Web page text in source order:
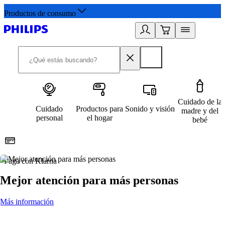
Productos de consumo
Cuidado
personal
Productos para
el hogar
Sonido y visión
Cuidado de la
madre y del
bebé
Paga con Klarna
Mejor atención para más personas
Más información